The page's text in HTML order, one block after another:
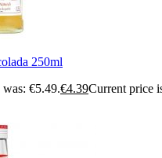
250ml
€5.49.€4.39Current price